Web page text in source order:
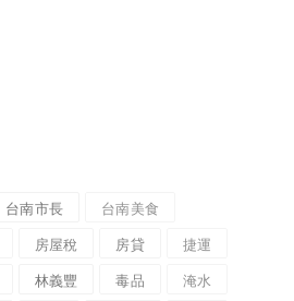
台南市長 台南美食
房屋稅 房貸 捷運
林義豐 毒品 淹水